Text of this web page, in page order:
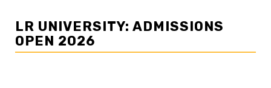
LR UNIVERSITY: ADMISSIONS
OPEN 2026